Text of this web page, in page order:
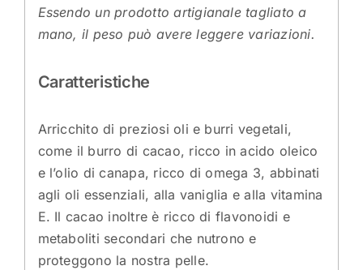
Essendo un prodotto artigianale tagliato a
mano, il peso può avere leggere variazioni.
Caratteristiche
Arricchito di preziosi oli e burri vegetali,
come il burro di cacao, ricco in acido oleico
e l’olio di canapa, ricco di omega 3, abbinati
agli oli essenziali, alla vaniglia e alla vitamina
E. Il cacao inoltre è ricco di flavonoidi e
metaboliti secondari che nutrono e
proteggono la nostra pelle.